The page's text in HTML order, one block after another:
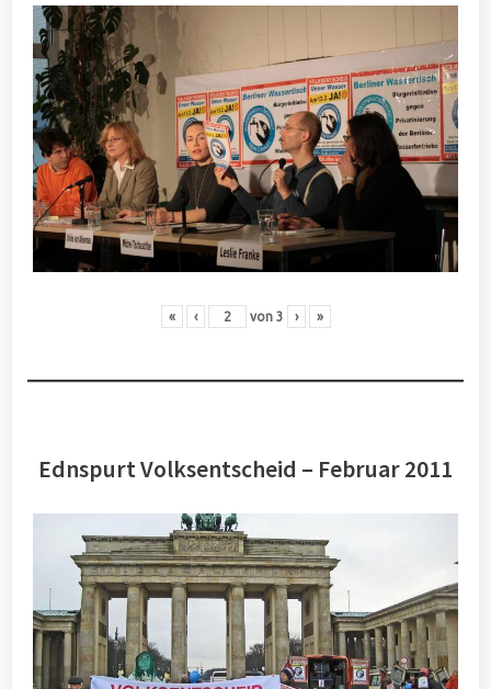
« ‹ von 3 › »
Ednspurt Volksentscheid – Februar 2011